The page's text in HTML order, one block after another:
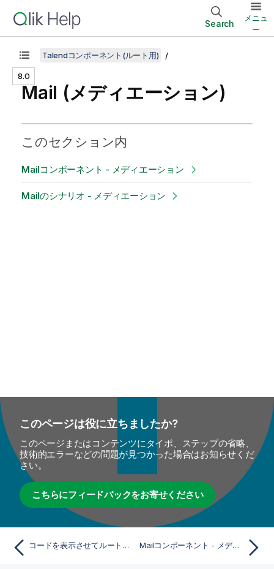
Search
メニュ
ー
8.0
Talendコンポーネント(ルート用)
Mail (メディエーション)
このセクション内
Mailコンポーネント - メディエーション
Mailのシナリオ - メディエーション
このページは役に立ちましたか?
このページまたはコンテンツにタイポ、ステップの省略、
技術的エラーなどの問題が見つかった場合はお知らせくだ
さい。
こちらにフィードバックをお寄せください
コードを表示させてルートを実行 Mailコンポーネント - メディエーション